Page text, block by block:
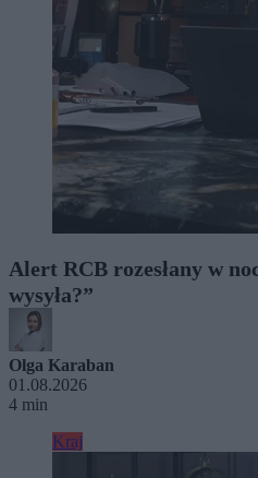
Alert RCB rozesłany w
wysyła?”
Olga Karaban
01.08.2026
4 min
Kraj